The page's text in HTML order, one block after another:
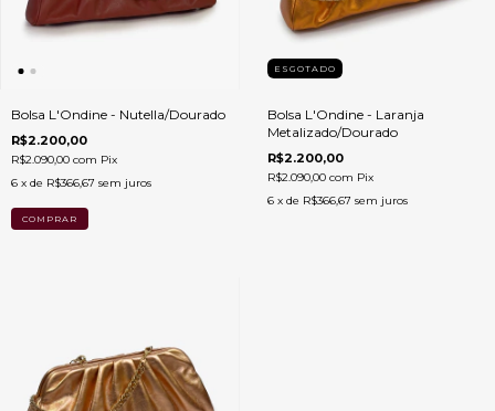
Bolsa L'Ondine - Nutella/Dourado
R$2.200,00
R$2.090,00 com Pix
6 x de R$366,67 sem juros
ESGOTADO
Bolsa L'Ondine - Laranja
Metalizado/Dourado
R$2.200,00
R$2.090,00 com Pix
6 x de R$366,67 sem juros